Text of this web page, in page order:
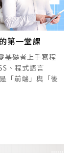
第一堂課
基礎者上手寫程
、程式語言
「前端」與「後